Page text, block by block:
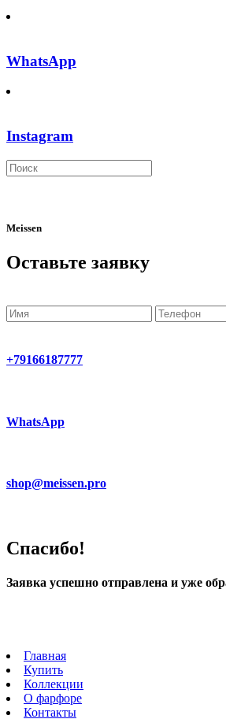
WhatsApp
Instagram
Meissen
Оставьте заявку
+79166187777
WhatsApp
shop@meissen.pro
Спасибо!
Заявка успешно отправлена и уже
Главная
Купить
Коллекции
О фарфоре
Контакты